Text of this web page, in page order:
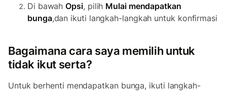
Di bawahOpsi, pilih Mulai mendapatkan
bunga,dan ikuti langkah-langkah untuk konfirmasi
Bagaimana cara saya memilih untuk
tidak ikut serta?
Untuk berhenti mendapatkan bunga, ikuti langkah-